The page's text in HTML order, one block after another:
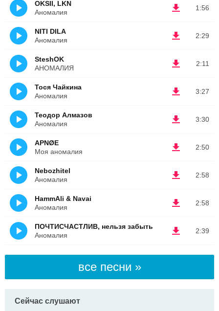
1:56
OKSII, LKN
Аномалия
2:29
NITI DILA
Аномалия
2:11
SteshOK
АНОМАЛИЯ
3:27
Тося Чайкина
Аномалия
3:30
Теодор Алмазов
Аномалия
2:50
APNØE
Моя аномалия
2:58
Nebozhitel
Аномалия
2:58
HammAli & Navai
Аномалия
2:39
ПОЧТИСЧАСТЛИВ, нельзя забыть
Аномалия
все песни »
Сейчас слушают